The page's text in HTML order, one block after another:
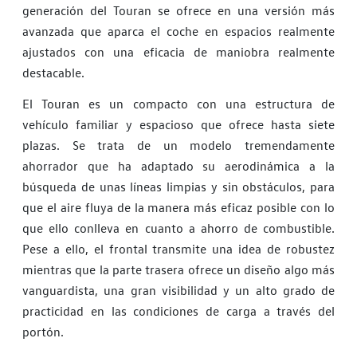
generación del Touran se ofrece en una versión más
avanzada que aparca el coche en espacios realmente
ajustados con una eficacia de maniobra realmente
destacable.
El Touran es un compacto con una estructura de
vehículo familiar y espacioso que ofrece hasta siete
plazas. Se trata de un modelo tremendamente
ahorrador que ha adaptado su aerodinámica a la
búsqueda de unas líneas limpias y sin obstáculos, para
que el aire fluya de la manera más eficaz posible con lo
que ello conlleva en cuanto a ahorro de combustible.
Pese a ello, el frontal transmite una idea de robustez
mientras que la parte trasera ofrece un diseño algo más
vanguardista, una gran visibilidad y un alto grado de
practicidad en las condiciones de carga a través del
portón.